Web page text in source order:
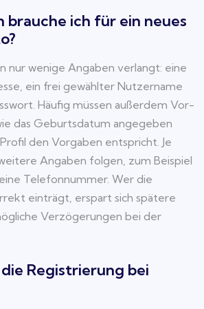
brauche ich für ein neues
nur wenige Angaben verlangt: eine
ein frei gewählter Nutzername
Häufig müssen außerdem Vor-
das Geburtsdatum angegeben
den Vorgaben entspricht. Je
Angaben folgen, zum Beispiel
Telefonnummer. Wer die
einträgt, erspart sich spätere
Verzögerungen bei der
Registrierung bei